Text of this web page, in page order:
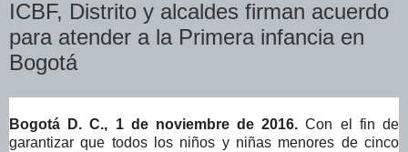
ICBF, Distrito y alcaldes firman acuerdo
para atender a la Primera infancia en
Bogotá
Bogotá D. C., 1 de noviembre de 2016. Con el fin de
garantizar que todos los niños y niñas menores de cinco